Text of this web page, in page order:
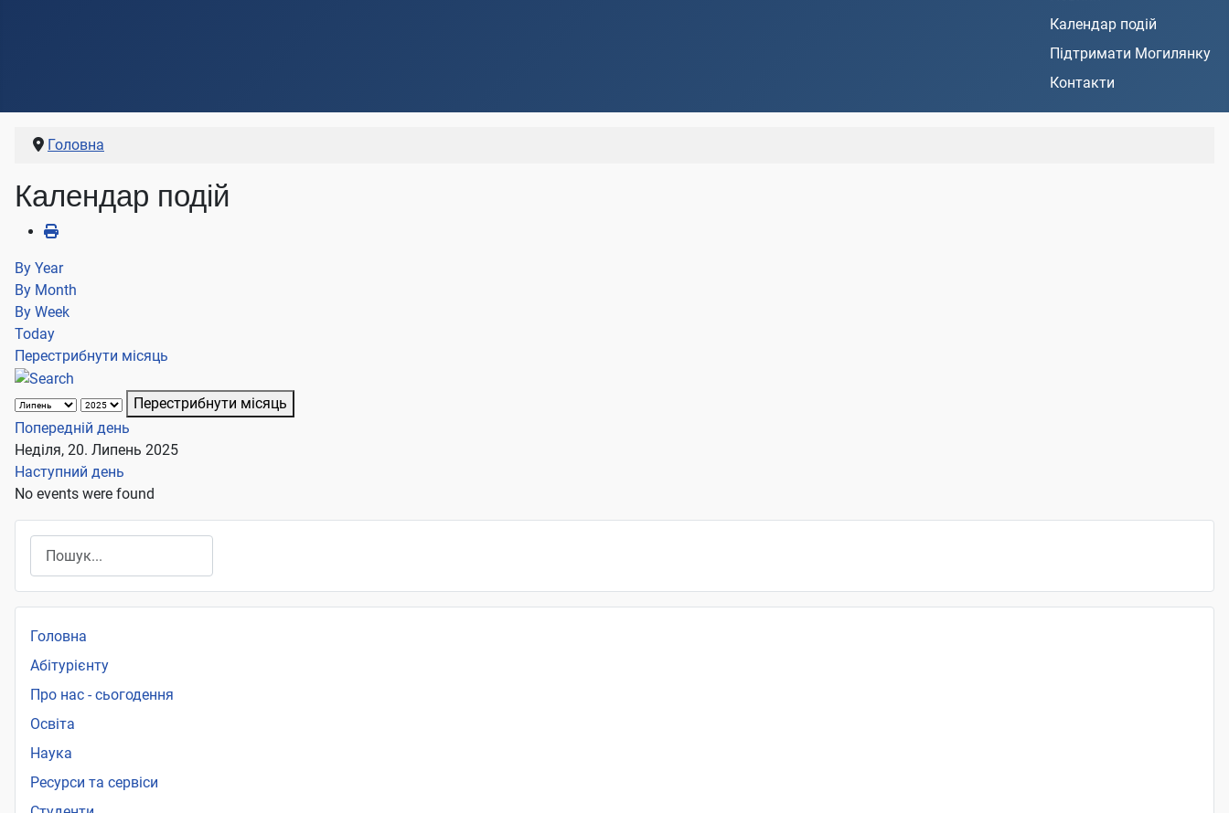
Календар подій
Підтримати Могилянку
Контакти
Головна
Календар подій
By Year
By Month
By Week
Today
Перестрибнути місяць
Перестрибнути місяць
Попередній день
Неділя, 20. Липень 2025
Наступний день
No events were found
Головна
Абітурієнту
Про нас - сьогодення
Освіта
Наука
Ресурси та сервіси